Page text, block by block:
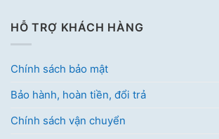
HỖ TRỢ KHÁCH HÀNG
Chính sách bảo mật
Bảo hành, hoàn tiền, đổi trả
Chính sách vận chuyển